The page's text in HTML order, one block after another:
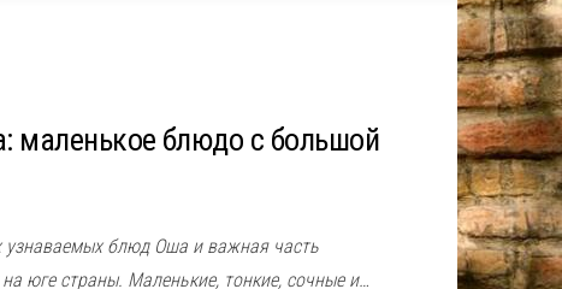
блюдо с большой
блюд Оша и важная часть
юге страны. Маленькие, тонкие, сочные и…